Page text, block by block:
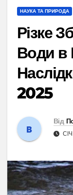
НАУКА ТА ПРИРОДА
Різке
Води в
2025
Від